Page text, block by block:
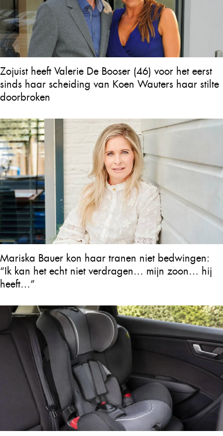
Zojuist heeft Valerie De Booser (46) voor het eerst
sinds haar scheiding van Koen Wauters haar stilte
doorbroken
Mariska Bauer kon haar tranen niet bedwingen:
“Ik kan het echt niet verdragen… mijn zoon… hij
heeft…”